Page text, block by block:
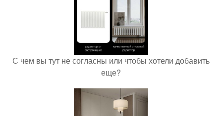
С чем вы тут не согласны или чтобы хотели добавить
еще?